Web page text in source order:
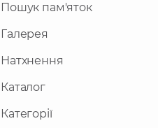
Пошук пам'яток
Галерея
Натхнення
Каталог
Категорії